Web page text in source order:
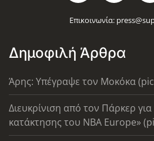
Επικοινωνία:
Δημοφιλή Άρθρα
Άρης: Υπέγραψε τον Μοκόκα
Διευκρίνιση από τον Πάρκερ για
κατάκτησης του ΝΒΑ Europe»